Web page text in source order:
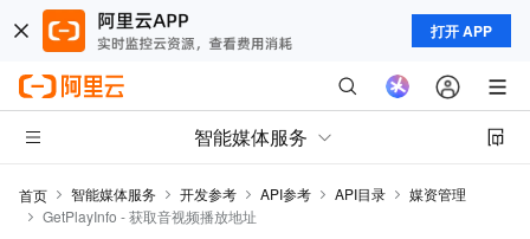
打开 APP
智能媒体服务
首页 智能媒体服务 开发参考 API参考 API目录
媒资管理
GetPlayInfo - 获取音视频播放地址